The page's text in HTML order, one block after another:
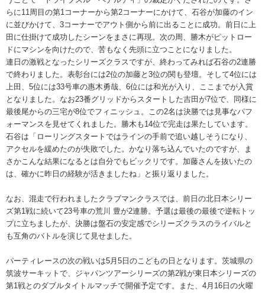
らに11周目の第1コーナーから第2コーナーにかけて、石谷が加藤のイン
に並びかけて、3コーナーでアウト側から前に出ることに成功。前日に上
田に仕掛けて成功したシーンをまさに再現。次の周、勝木がピットロー
ドにマシンを向けたので、苦もなく先頭に立つことになりました。
連日の激戦となったシリーズクラスですが、終わってみれば石谷の2連勝
で終わりました。表彰台には2位の加藤と3位の関も登壇。そして4位には
上田、5位には33号車の惠木勇哉、6位には和光が入り、ここまでが入賞
となりました。なお23番グリッドからスタートした吉田が7位で、同様に
最後尾からの三宅が8位でフィニッシュ。この2名は決勝では見事なパフ
ォーマンスを見せてくれました。勝木も14位で完走は果たしています。
石谷は「ローリングスタートではラインの手前で追い越しそうになり、
アクセルを緩めたのが失敗でした。かなり落ち込んでいたのですが、ま
さかこんな結果になるとは自分でもビックリです。加藤さんを抜いたの
は、確かに昨日の経験が活きましたね」と振り返りました。
なお、混走で行われましたクラブマンクラスでは、前日の北日本シリー
ズ第1戦に続いて23号車の荒川 豊が2連勝。予選は最後の最後で逆転トッ
プに立ちましたが、決勝は盤石の安定感でシリーズクラスのライバルと
も互角のバトルを演じて見せました。
パーティレースの次の戦いは5月5日のこどもの日となります。茨城県の
筑波サーキットで、ジャパンツアーシリーズの第2戦が東日本シリーズの
第1戦とのダブルタイトルマッチで開催予定です。また、4月16日の火曜